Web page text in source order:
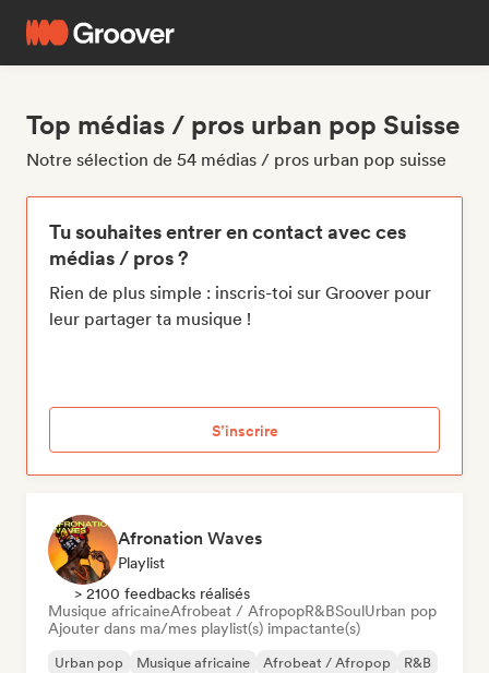
Top médias / pros urban pop Suisse
Notre sélection de 54 médias / pros urban pop suisse
Tu souhaites entrer en contact avec ces
médias / pros ?
Rien de plus simple : inscris-toi sur Groover pour
leur partager ta musique !
S’inscrire
Afronation Waves
Playlist
> 2100 feedbacks réalisés
Musique africaineAfrobeat / AfropopR&BSoulUrban pop
Ajouter dans ma/mes playlist(s) impactante(s)
Urban pop Musique africaine Afrobeat / Afropop
R&B